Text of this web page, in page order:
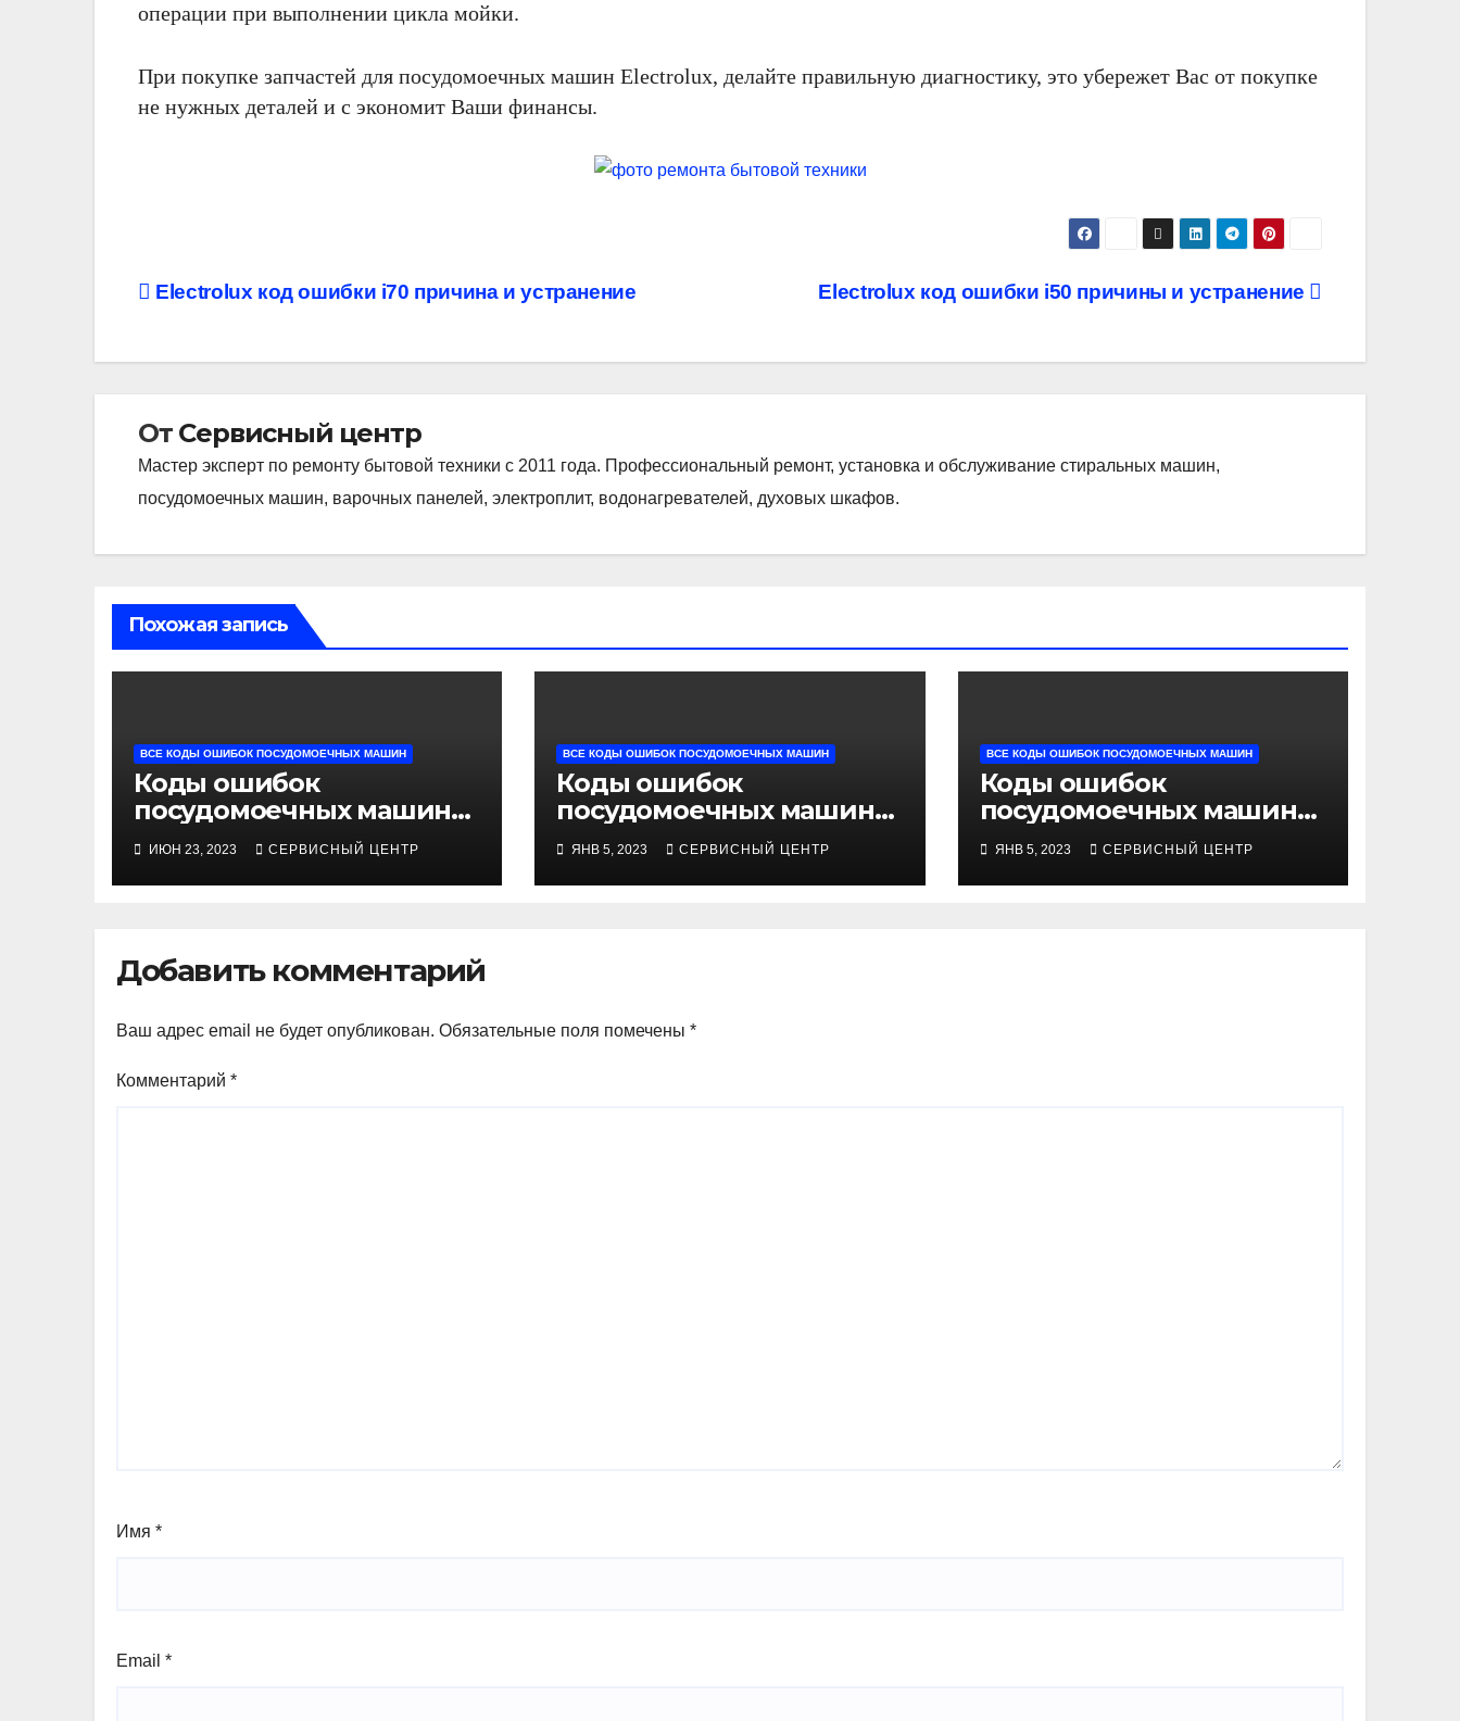
операции при выполнении цикла мойки.
При покупке запчастей для посудомоечных машин Electrolux, делайте правильную диагностику, это убережет Вас от покупке
не нужных деталей и с экономит Ваши финансы.
Навигация
Electrolux код ошибки i50 причины и устранение
Electrolux код ошибки i70 причина и устранение
От Сервисный центр
Мастер эксперт по ремонту бытовой техники с 2011 года. Профессиональный ремонт, установка и обслуживание стиральных машин,
посудомоечных машин, варочных панелей, электроплит, водонагревателей, духовых шкафов.
Похожая запись
ВСЕ КОДЫ ОШИБОК ПОСУДОМОЕЧНЫХ МАШИН
Коды ошибок
посудомоечных машин
Midea
ИЮН 23, 2023 СЕРВИСНЫЙ ЦЕНТР
ВСЕ КОДЫ ОШИБОК ПОСУДОМОЕЧНЫХ МАШИН
Коды ошибок
посудомоечных машин
Elenberg
ЯНВ 5, 2023 СЕРВИСНЫЙ ЦЕНТР
ВСЕ КОДЫ ОШИБОК ПОСУДОМОЕЧНЫХ МАШИН
Коды ошибок
посудомоечных машин
Kuppersbusch
ЯНВ 5, 2023 СЕРВИСНЫЙ ЦЕНТР
Добавить комментарий
Ваш адрес email не будет опубликован. Обязательные поля помечены *
Комментарий *
Имя *
Email *